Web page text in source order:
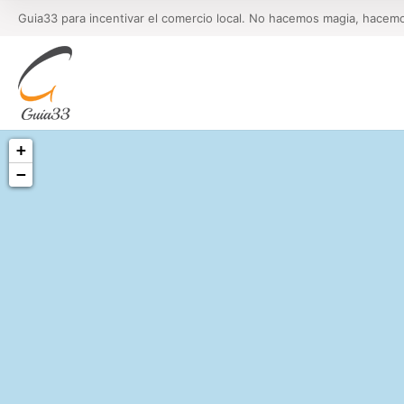
Guia33 para incentivar el comercio local. No hacemos magia,
+
−